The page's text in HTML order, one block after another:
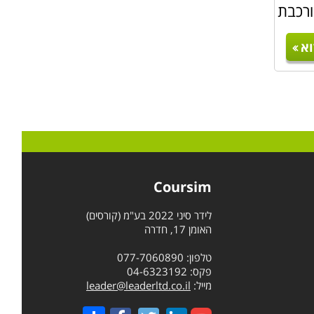
כאן.
על
–
הם
Coursim
לידר סיני 2022 בע"מ (קורסים)
האומן 17, חדרה
טלפון: 077-7060890
פקס: 04-6323192
מייל: leader@leaderltd.co.il